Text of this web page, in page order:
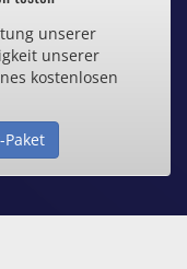
unserer
unserer
kostenlosen